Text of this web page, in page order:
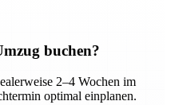
buchen?
2–4 Wochen im
optimal einplanen.